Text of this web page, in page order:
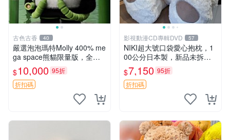
古色古香 40
嚴選泡泡瑪特Molly 400% me
ga space熊貓限量版，全新
附原Packaging。拍下即視頻
確認。 泡泡瑪特 Molly 400%
熊貓 新
$10,000 95折
折扣碼
影視動漫CD專輯DVD 57
NIKI超大號口袋愛心抱枕，1
00公分日本製，新品未拆封
胖嘟嘟收藏推薦 愛心抱枕 日
本 抱枕
$7,150 95折
折扣碼